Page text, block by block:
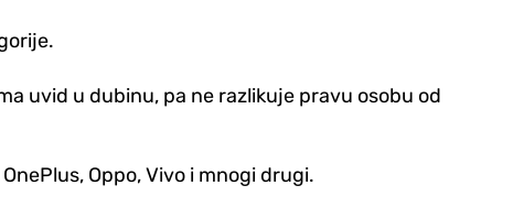
uvid u dubinu, pa ne razlikuje pravu osobu od
Oppo, Vivo i mnogi drugi.